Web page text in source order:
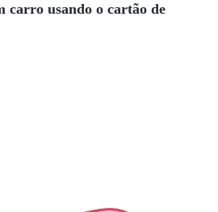
carro usando o cartão de